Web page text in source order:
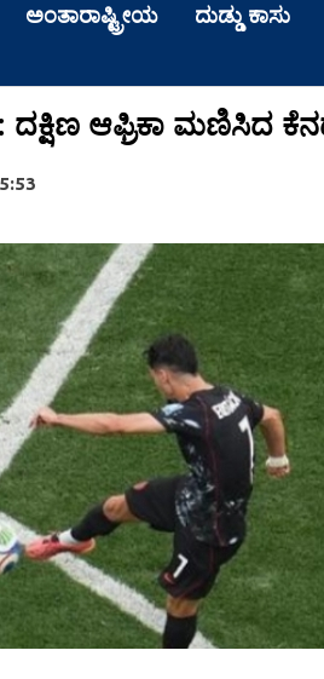
ಅಂತಾರಾಷ್ಟ್ರೀಯ ದುಡ್ಡು ಕಾಸು
ದಕ್ಷಿಣ ಆಫ್ರಿಕಾ ಮಣಿಸಿದ